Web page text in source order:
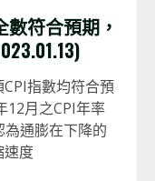
數符合預期，
指數均符合預
12月之CPI年率
為通膨在下降的
速度